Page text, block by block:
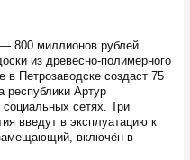
800 миллионов рублей.
из древесно-полимерного
в Петрозаводске создаст 75
республики Артур
сетях. Три
введут в эксплуатацию к
включён в